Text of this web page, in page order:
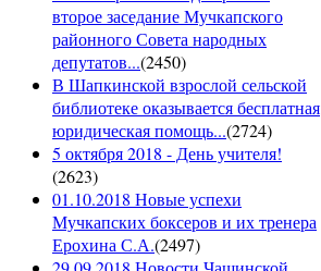
второе заседание Мучкапского
районного Совета народных
депутатов...(2450)
В Шапкинской взрослой сельской
библиотеке оказывается бесплатная
юридическая помощь...(2724)
5 октября 2018 - День учителя!
(2623)
01.10.2018 Новые успехи
Мучкапских боксеров и их тренера
Ерохина С.А.(2497)